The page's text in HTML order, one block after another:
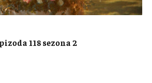
118 sezona 2